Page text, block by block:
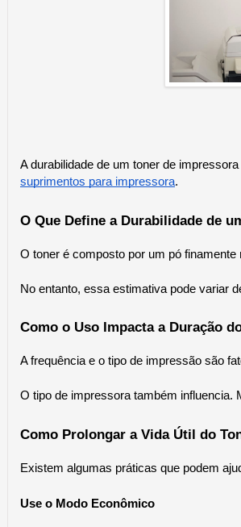
A durabilidade de um toner de
suprimentos para impressora.
O Que Define a Durabilidade de
O toner é composto por um pó
No entanto, essa estimativa pode variar
Como o Uso Impacta a Duração
A frequência e o tipo de impressão são
O tipo de impressora também
Como Prolongar a Vida Útil do
Existem algumas práticas que podem
Use o Modo Econômico